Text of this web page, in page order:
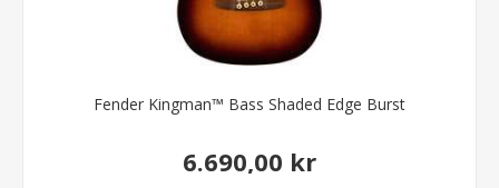
Fender Kingman™ Bass Shaded Edge Burst
6.690,00 kr